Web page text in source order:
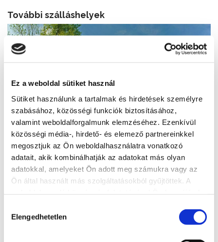
Ez a weboldal sütiket használ
Sütiket használunk a tartalmak és hirdetések személyre
szabásához, közösségi funkciók biztosításához,
valamint weboldalforgalmunk elemzéséhez. Ezenkívül
közösségi média-, hirdető- és elemező partnereinkkel
megosztjuk az Ön weboldalhasználatra vonatkozó
adatait, akik kombinálhatják az adatokat más olyan
adatokkal, amelyeket Ön adott meg számukra vagy az
Ön által használt más szolgáltatásokból gyűjtöttek. A
kiválasztása
Elengedhetetlen
További szálláshelyek
Hotel Azúr****
8600, Siófok, Erkel Ferenc u. 2/c.